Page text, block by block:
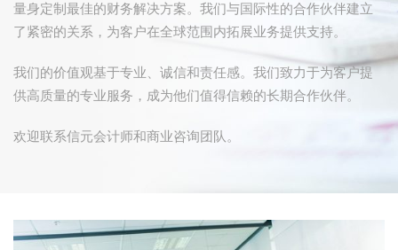
量身定制最佳的财务解决方案。我们与国际性的合作伙伴建立
了紧密的关系，为客户在全球范围内拓展业务提供支持。
我们的价值观基于专业、诚信和责任感。我们致力于为客户提
供高质量的专业服务，成为他们值得信赖的长期合作伙伴。
欢迎联系信元会计师和商业咨询团队。